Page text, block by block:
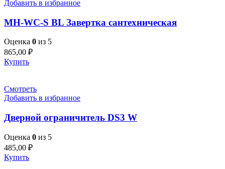
Добавить в избранное
MH-WC-S BL Завертка сантехническая
Оценка 0 из 5
865,00 ₽
Купить
Смотреть
Добавить в избранное
Дверной ограничитель DS3 W
Оценка 0 из 5
485,00 ₽
Купить